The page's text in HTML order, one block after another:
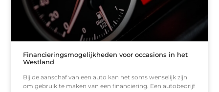
Financieringsmogelijkheden voor occasions in het
Westland
Bij de aanschaf van een auto kan het soms wenselijk zijn
om gebruik te maken van een financiering. Een autobedrijf